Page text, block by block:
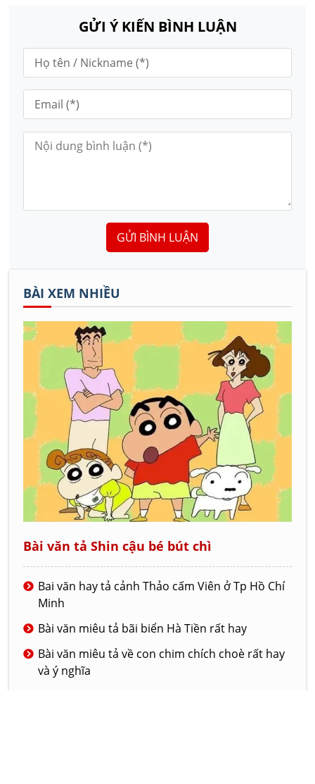
GỬI Ý KIẾN BÌNH LUẬN
GỬI BÌNH LUẬN
BÀI XEM NHIỀU
Bài văn tả Shin cậu bé bút chì
Bai văn hay tả cảnh Thảo cấm Viên ở Tp Hồ Chí
Minh
Bài văn miêu tả bãi biển Hà Tiền rất hay
Bài văn miêu tả về con chim chích choè rất hay
và ý nghĩa